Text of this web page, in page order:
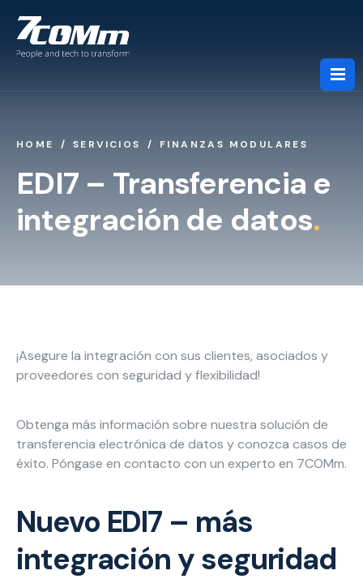
Sobre nosotros
Servicios
Carreras
Blog
HOME SERVICIOS FINANZAS MODULARES
EDI7 – Transferencia e
integración de datos.
¡Asegure la integración con sus clientes, asociados y
proveedores con seguridad y flexibilidad!
Obtenga más información sobre nuestra solución de
transferencia electrónica de datos y conozca casos de
éxito. Póngase en contacto con un experto en 7COMm.
Nuevo EDI7 – más
integración y seguridad
Necesarias
Estas
cookies no
Son
necesarias
para que
funcione la